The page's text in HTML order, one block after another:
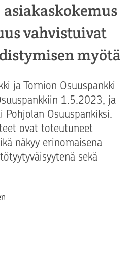
vahvistuivat
myötä
ja Tornion Osuuspankki
1.5.2023, ja
Osuuspankiksi.
ovat toteutuneet
näkyy erinomaisena
sekä